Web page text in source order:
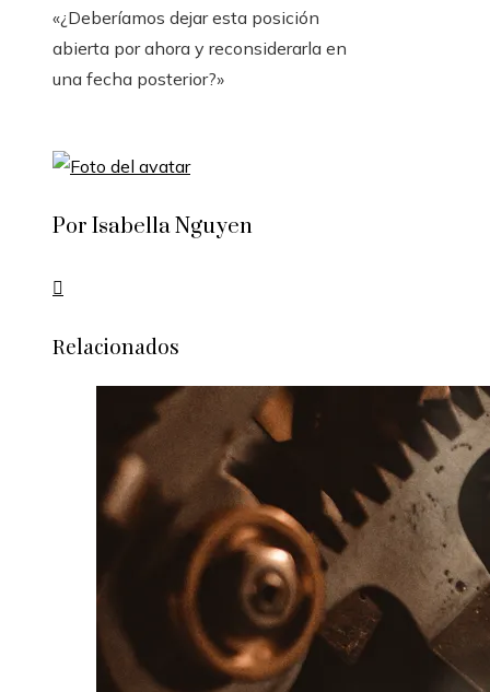
«¿Deberíamos dejar esta posición
abierta por ahora y reconsiderarla en
una fecha posterior?»
Por Isabella Nguyen
Relacionados